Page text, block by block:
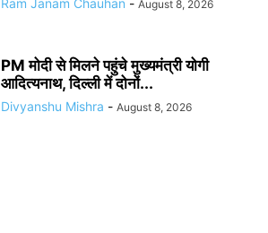
Ram Janam Chauhan - August 8, 2026
PM मोदी से मिलने पहुंचे मुख्यमंत्री योगी
आदित्यनाथ, दिल्ली में दोनों...
Divyanshu Mishra - August 8, 2026